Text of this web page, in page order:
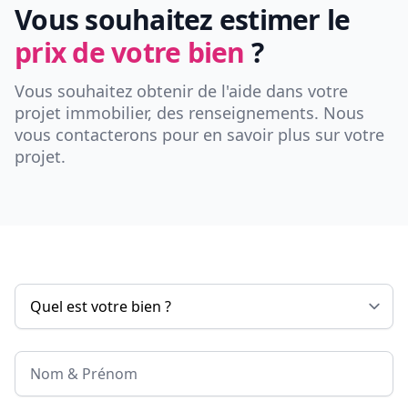
Vous souhaitez estimer le
prix de votre bien ?
Vous souhaitez obtenir de l'aide dans votre
projet immobilier, des renseignements. Nous
vous contacterons pour en savoir plus sur votre
projet.
Nom & Prénom